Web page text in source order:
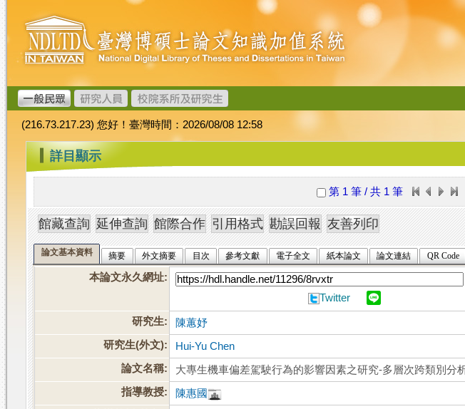
跳
到
主
要
內
容
臺
灣
博
碩
士
論
文
加
值
系
統
(216.73.217.23) 您好！臺灣時間：2026/08/08 12:58
::: 詳目顯示
第 1 筆 / 共 1 筆
論文基本資料 摘要 外文摘要 目次 參考文獻 電子全文 紙本論文 論文連結 QR Code
本論文永久網址:
Twitter
研究生:
陳蕙妤
研究生(外文):
Hui-Yu Chen
論文名稱:
大專生機車偏差駕駛行為的影響因素之研究-多層次跨類別分
指導教授:
陳惠國